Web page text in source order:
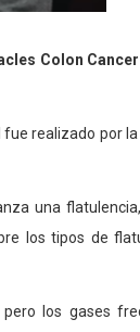
Colon
realizado por la
una
los tipos de
los gases